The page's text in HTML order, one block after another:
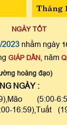
Tháng 1
NGÀY TỐT
2023 nhằm ngày
GIÁP DẦN , năm
hoàng đạo)
NGÀY :
(5:00-
16:59),Tuất